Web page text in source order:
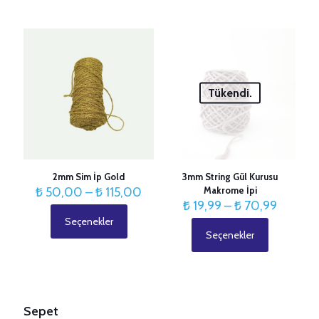
Seçenekler
sayfasından
seçilebilir
2mm Sim İp Gold
₺ 50,00 –₺ 115,00
Seçenekler
ürünün
Seçenekler
Tükendi.
3mm String Gül Kurusu
Makrome İpi
₺ 19,99 –₺ 70,99
Seçenekler
ürünün
Sepet